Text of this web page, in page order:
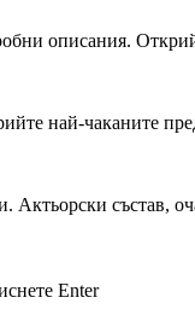
описания.
най-чаканите
Актьорски състав,
Enter